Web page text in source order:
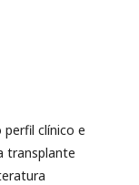
clínico e
transplante